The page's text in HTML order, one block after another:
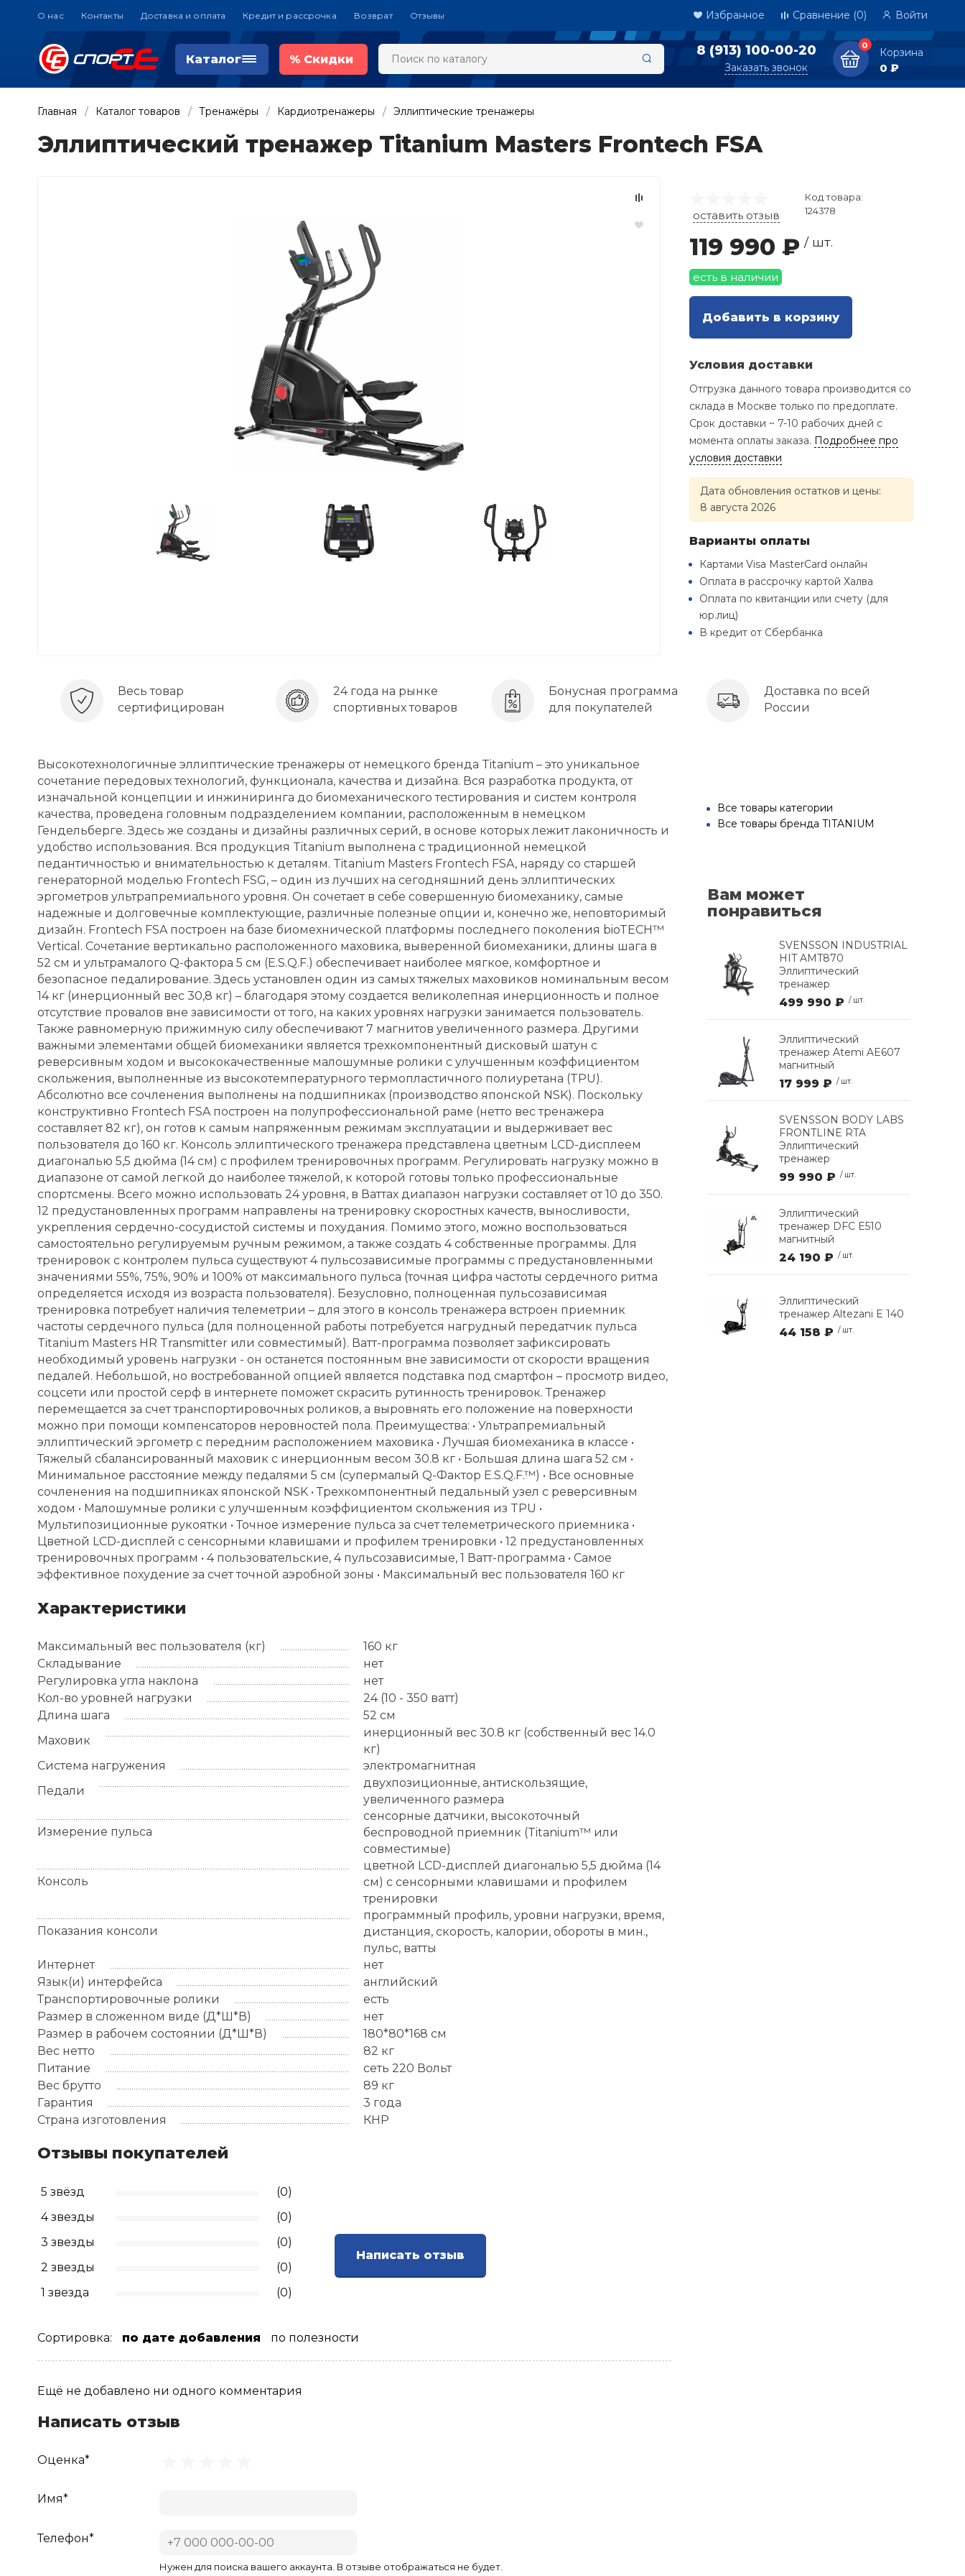
О нас Контакты Доставка и оплата Кредит и рассрочка Возврат Отзывы Избранное Сравнение (0) Войти
Каталог % Скидки
8 (913) 100-00-20
Заказать звонок
0
Корзина
0 ₽
Главная Каталог товаров Тренажёры Кардиотренажеры Эллиптические тренажеры
Эллиптический тренажер Titanium Masters Frontech FSA
оставить отзыв
Код товара:
124378
119 990 ₽ / шт.
есть в наличии
Добавить в корзину
Условия доставки
Отгрузка данного товара производится со
склада в Москве только по предоплате.
Срок доставки ~ 7-10 рабочих дней с
момента оплаты заказа. Подробнее про
условия доставки
Дата обновления остатков и цены:
8 августа 2026
Варианты оплаты
Картами Visa MasterCard онлайн
Оплата в рассрочку картой Халва
Оплата по квитанции или счету (для
юр.лиц)
В кредит от Сбербанка
Весь товар
сертифицирован
24 года на рынке
спортивных товаров
Бонусная программа
для покупателей
Доставка по всей
России
Высокотехнологичные эллиптические тренажеры от немецкого бренда Titanium – это уникальное
сочетание передовых технологий, функционала, качества и дизайна. Вся разработка продукта, от
изначальной концепции и инжиниринга до биомеханического тестирования и систем контроля
качества, проведена головным подразделением компании, расположенным в немецком
Гендельберге. Здесь же созданы и дизайны различных серий, в основе которых лежит лаконичность и
удобство использования. Вся продукция Titanium выполнена с традиционной немецкой
педантичностью и внимательностью к деталям. Titanium Masters Frontech FSA, наряду со старшей
генераторной моделью Frontech FSG, – один из лучших на сегодняшний день эллиптических
эргометров ультрапремиального уровня. Он сочетает в себе совершенную биомеханику, самые
надежные и долговечные комплектующие, различные полезные опции и, конечно же, неповторимый
дизайн. Frontech FSA построен на базе биомехнической платформы последнего поколения bioTECH™
Vertical. Сочетание вертикально расположенного маховика, выверенной биомеханики, длины шага в
52 см и ультрамалого Q-фактора 5 см (E.S.Q.F.) обеспечивает наиболее мягкое, комфортное и
безопасное педалирование. Здесь установлен один из самых тяжелых маховиков номинальным весом
14 кг (инерционный вес 30,8 кг) – благодаря этому создается великолепная инерционность и полное
отсутствие провалов вне зависимости от того, на каких уровнях нагрузки занимается пользователь.
Также равномерную прижимную силу обеспечивают 7 магнитов увеличенного размера. Другими
важными элементами общей биомеханики является трехкомпонентный дисковый шатун с
реверсивным ходом и высококачественные малошумные ролики с улучшенным коэффициентом
скольжения, выполненные из высокотемпературного термопластичного полиуретана (TPU).
Абсолютно все сочленения выполнены на подшипниках (производство японской NSK). Поскольку
конструктивно Frontech FSA построен на полупрофессиональной раме (нетто вес тренажера
составляет 82 кг), он готов к самым напряженным режимам эксплуатации и выдерживает вес
пользователя до 160 кг. Консоль эллиптического тренажера представлена цветным LCD-дисплеем
диагональю 5,5 дюйма (14 см) с профилем тренировочных программ. Регулировать нагрузку можно в
диапазоне от самой легкой до наиболее тяжелой, к которой готовы только профессиональные
спортсмены. Всего можно использовать 24 уровня, в Ваттах диапазон нагрузки составляет от 10 до 350.
12 предустановленных программ направлены на тренировку скоростных качеств, выносливости,
укрепления сердечно-сосудистой системы и похудания. Помимо этого, можно воспользоваться
самостоятельно регулируемым ручным режимом, а также создать 4 собственные программы. Для
тренировок с контролем пульса существуют 4 пульсозависимые программы с предустановленными
значениями 55%, 75%, 90% и 100% от максимального пульса (точная цифра частоты сердечного ритма
определяется исходя из возраста пользователя). Безусловно, полноценная пульсозависимая
тренировка потребует наличия телеметрии – для этого в консоль тренажера встроен приемник
частоты сердечного пульса (для полноценной работы потребуется нагрудный передатчик пульса
Titanium Masters HR Transmitter или совместимый). Ватт-программа позволяет зафиксировать
необходимый уровень нагрузки - он останется постоянным вне зависимости от скорости вращения
педалей. Небольшой, но востребованной опцией является подставка под смартфон – просмотр видео,
соцсети или простой серф в интернете поможет скрасить рутинность тренировок. Тренажер
перемещается за счет транспортировочных роликов, а выровнять его положение на поверхности
можно при помощи компенсаторов неровностей пола. Преимущества: • Ультрапремиальный
эллиптический эргометр с передним расположением маховика • Лучшая биомеханика в классе •
Тяжелый сбалансированный маховик с инерционным весом 30.8 кг • Большая длина шага 52 см •
Минимальное расстояние между педалями 5 см (супермалый Q-Фактор E.S.Q.F.™) • Все основные
сочленения на подшипниках японской NSK • Трехкомпонентный педальный узел с реверсивным
ходом • Малошумные ролики с улучшенным коэффициентом скольжения из TPU •
Мультипозиционные рукоятки • Точное измерение пульса за счет телеметрического приемника •
Цветной LCD-дисплей с сенсорными клавишами и профилем тренировки • 12 предустановленных
тренировочных программ • 4 пользовательские, 4 пульсозависимые, 1 Ватт-программа • Самое
эффективное похудение за счет точной аэробной зоны • Максимальный вес пользователя 160 кг
Характеристики
Максимальный вес пользователя (кг)
160 кг
Складывание
нет
Регулировка угла наклона
нет
Кол-во уровней нагрузки
24 (10 - 350 ватт)
Длина шага
52 см
Маховик
инерционный вес 30.8 кг (собственный вес 14.0
кг)
Система нагружения
электромагнитная
Педали
двухпозиционные, антискользящие,
увеличенного размера
Измерение пульса
сенсорные датчики, высокоточный
беcпроводной приемник (Titanium™ или
совместимые)
Консоль
цветной LCD-дисплей диагональю 5,5 дюйма (14
см) с сенсорными клавишами и профилем
тренировки
Показания консоли
программный профиль, уровни нагрузки, время,
дистанция, скорость, калории, обороты в мин.,
пульс, ватты
Интернет
нет
Язык(и) интерфейса
английский
Транспортировочные ролики
есть
Размер в сложенном виде (Д*Ш*В)
нет
Размер в рабочем состоянии (Д*Ш*В)
180*80*168 см
Вес нетто
82 кг
Питание
сеть 220 Вольт
Вес брутто
89 кг
Гарантия
3 года
Страна изготовления
КНР
Отзывы покупателей
5 звёзд
(0)
4 звезды
(0)
3 звезды
(0)
2 звезды
(0)
1 звезда
(0)
Написать отзыв
Сортировка: по дате добавления по полезности
Ещё не добавлено ни одного комментария
Написать отзыв
Оценка*
Имя*
Телефон*
Нужен для поиска вашего аккаунта. В отзыве отображаться не будет.
Все товары категории
Все товары бренда TITANIUM
Вам может
понравиться
SVENSSON INDUSTRIAL
HIT AMT870
Эллиптический
тренажер
499 990 ₽ / шт.
Эллиптический
тренажер Atemi AE607
магнитный
17 999 ₽ / шт.
SVENSSON BODY LABS
FRONTLINE RTA
Эллиптический
тренажер
99 990 ₽ / шт.
Эллиптический
тренажер DFC E510
магнитный
24 190 ₽ / шт.
Эллиптический
тренажер Altezani E 140
44 158 ₽ / шт.